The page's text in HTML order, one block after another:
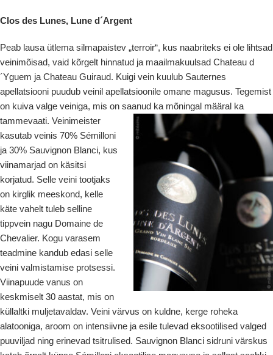
Clos des Lunes, Lune d´Argent
Peab lausa ütlema silmapaistev „terroir“, kus naabriteks ei ole lihtsad
veinimõisad, vaid kõrgelt hinnatud ja maailmakuulsad Chateau d
´Yguem ja Chateau Guiraud. Kuigi vein kuulub Sauternes
apellatsiooni puudub veinil apellatsioonile omane magusus. Tegemist
on kuiva valge veiniga, mis on saanud ka mõningal määral ka
tammevaati. Veinimeister
kasutab veinis 70% Sémilloni
ja 30% Sauvignon Blanci, kus
viinamarjad on käsitsi
korjatud. Selle veini tootjaks
on kirglik meeskond, kelle
käte vahelt tuleb selline
tippvein nagu Domaine de
Chevalier. Kogu varasem
teadmine kandub edasi selle
veini valmistamise protsessi.
Viinapuude vanus on
keskmiselt 30 aastat, mis on
küllaltki muljetavaldav. Veini värvus on kuldne, kerge roheka
alatooniga, aroom on intensiivne ja esile tulevad eksootilised valged
puuviljad ning erinevad tsitrulised. Sauvignon Blanci sidruni värskus